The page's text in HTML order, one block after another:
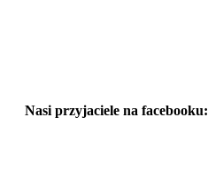
Nasi przyjaciele na facebooku: